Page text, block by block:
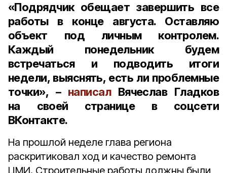
«Подрядчик обещает завершить все
работы в конце августа. Оставляю
объект под личным контролем.
Каждый понедельник будем
встречаться и подводить итоги
недели, выяснять, есть ли проблемные
точки», – написалВячеслав Гладков
на своей странице в соцсети
ВКонтакте.
На прошлой неделе глава региона
раскритиковал ход и качество ремонта
ЦМИ. Строительные работы должны были